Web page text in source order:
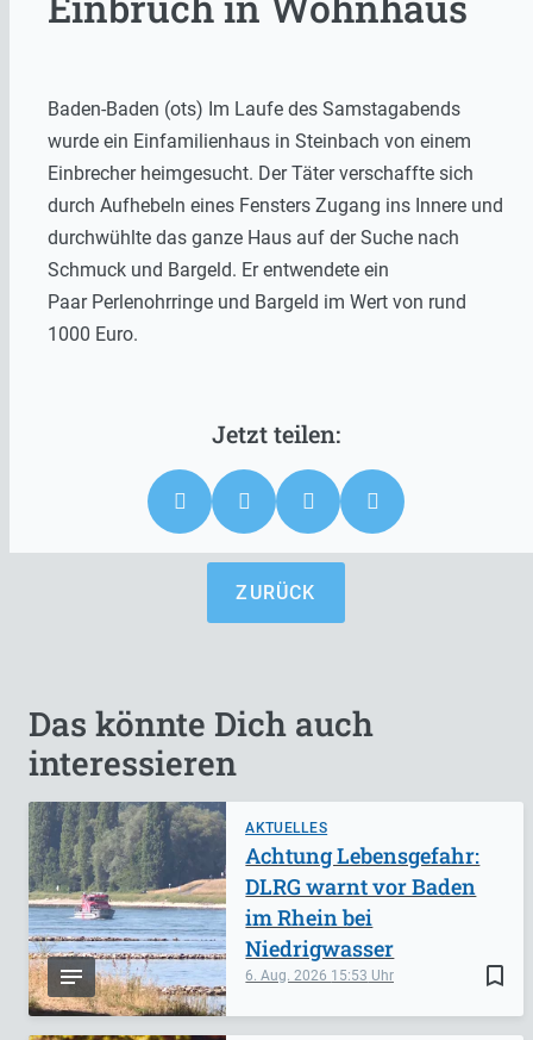
Baden-Baden (ots) Im Laufe des Samstagabends
wurde ein Einfamilienhaus in Steinbach von einem
Einbrecher heimgesucht. Der Täter verschaffte sich
durch Aufhebeln eines Fensters Zugang ins Innere und
durchwühlte das ganze Haus auf der Suche nach
Schmuck und Bargeld. Er entwendete ein
Paar Perlenohrringe und Bargeld im Wert von rund
1000 Euro.
ZURÜCK
Das könnte Dich auch
interessieren
AKTUELLES
bookmark_border
6. Aug. 2026 15:53
Achtung Lebensgefahr:
DLRG warnt vor Baden
im Rhein bei
Niedrigwasser